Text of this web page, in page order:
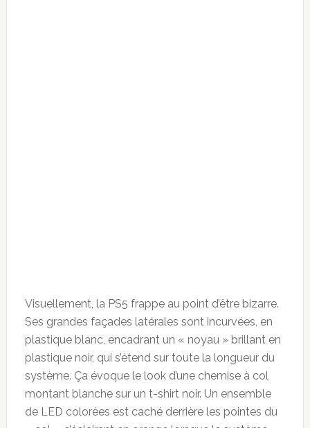
Visuellement, la PS5 frappe au point d’être bizarre.
Ses grandes façades latérales sont incurvées, en
plastique blanc, encadrant un « noyau » brillant en
plastique noir, qui s’étend sur toute la longueur du
système. Ça évoque le look d’une chemise à col
montant blanche sur un t-shirt noir. Un ensemble
de LED colorées est caché derrière les pointes du